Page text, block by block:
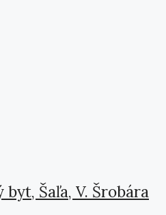
Šaľa, V. Šrobára